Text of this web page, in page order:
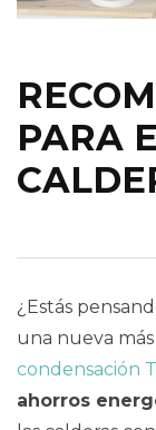
PARA
¿Estás
una nueva más
condensación
ahorros